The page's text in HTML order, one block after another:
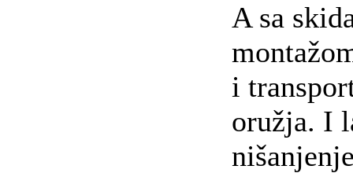
A sa
i
oružja. I